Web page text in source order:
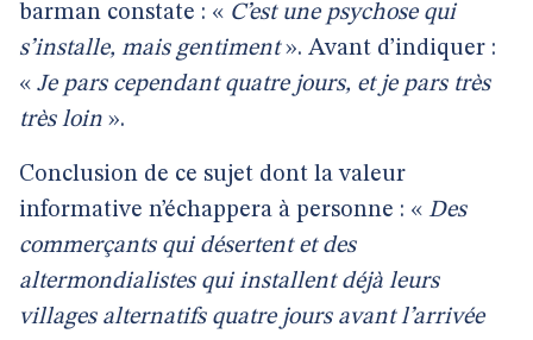
barman constate : « C’est une psychose qui
s’installe, mais gentiment». Avant d’indiquer :
« Je pars cependant quatre jours, et je pars très
très loin ».
Conclusion de ce sujet dont la valeur
informative n’échappera à personne : « Des
commerçants qui désertent et des
altermondialistes qui installent déjà leurs
villages alternatifs quatre jours avant l’arrivée